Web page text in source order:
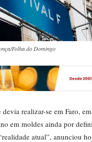
Folha do Domingo
realizar-se em Faro,
em moldes ainda por
atual”, anunciou